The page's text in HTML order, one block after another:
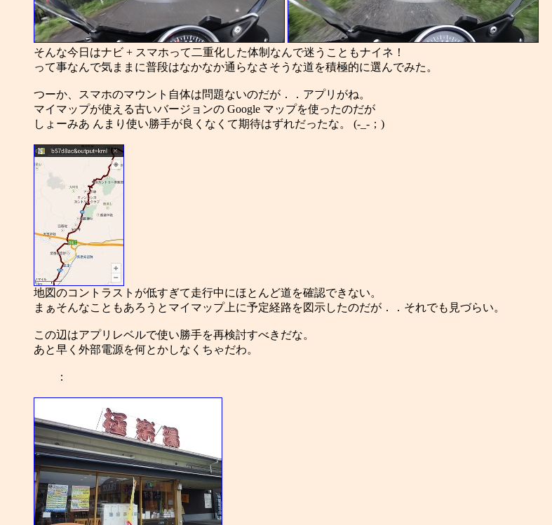
そんな今日はナビ + スマホって二重化した体制なんで迷うこともナイネ！
って事なんで気ままに普段はなかなか通らなさそうな道を積極的に選んでみた。
つーか、スマホのマウント自体は問題ないのだが．．アプリがね。
マイマップが使える古いバージョンの Google マップを使ったのだが
しょーみあ んまり使い勝手が良くなくて期待はずれだったな。 (-_-；)
地図のコントラストが低すぎて走行中にほとんど道を確認できない。
まぁそんなこともあろうとマイマップ上に予定経路を図示したのだが．．それでも見づらい。
この辺はアプリレベルで使い勝手を再検討すべきだな。
あと早く外部電源を何とかしなくちゃだわ。
：